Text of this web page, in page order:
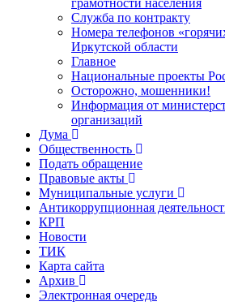
Служба по контракту
Номера телефонов
Иркутской области
Главное
Национальные проекты
Осторожно, мошенники!
Информация от
организаций
Дума
Общественность
Подать обращение
Правовые акты
Муниципальные услуги
Антикоррупционная
КРП
Новости
ТИК
Карта сайта
Архив
Электронная очередь